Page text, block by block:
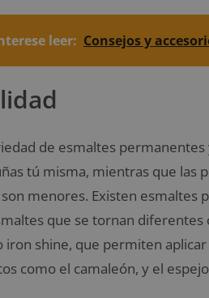
leer: Consejos y
de esmaltes
tú misma, mientras que las
menores. Existen
que se tornan
iron shine, que permiten
como el camaleón, y el